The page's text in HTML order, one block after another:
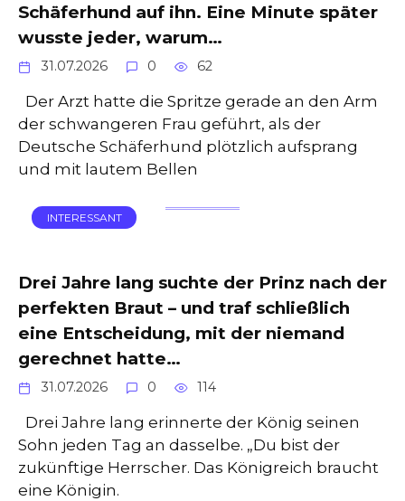
Schäferhund auf ihn. Eine Minute später
wusste jeder, warum…
31.07.2026 0 62
Der Arzt hatte die Spritze gerade an den Arm
der schwangeren Frau geführt, als der
Deutsche Schäferhund plötzlich aufsprang
und mit lautem Bellen
INTERESSANT
Drei Jahre lang suchte der Prinz nach der
perfekten Braut – und traf schließlich
eine Entscheidung, mit der niemand
gerechnet hatte…
31.07.2026 0 114
Drei Jahre lang erinnerte der König seinen
Sohn jeden Tag an dasselbe. „Du bist der
zukünftige Herrscher. Das Königreich braucht
eine Königin.